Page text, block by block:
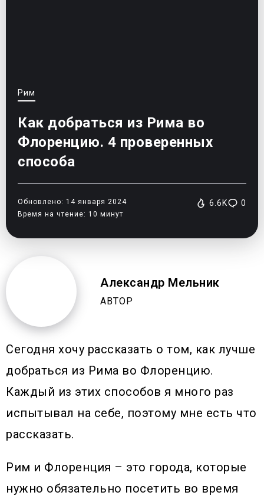
Рим
Как добраться из Рима во
Флоренцию. 4 проверенных
способа
Обновлено: 14 января 2024
Время на чтение: 10 минут
6.6K 0
Александр Мельник
АВТОР
Сегодня хочу рассказать о том, как лучше
добраться из Рима во Флоренцию.
Каждый из этих способов я много раз
испытывал на себе, поэтому мне есть что
рассказать.
Рим и Флоренция – это города, которые
нужно обязательно посетить во время